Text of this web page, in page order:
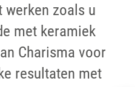
werken zoals u
met keramiek
Charisma voor
resultaten met